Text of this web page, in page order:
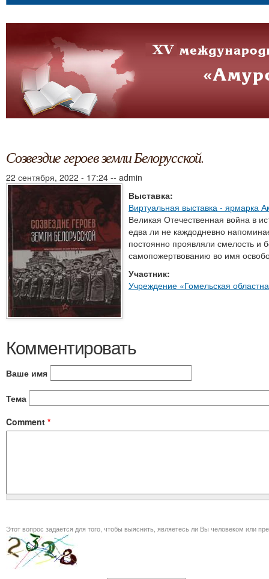
Созвездие героев земли Белорусской.
22 сентября, 2022 - 17:24 -- admin
Выставка:
Виртуальная выставка - ярмарка
Великая Отечественная война в
едва ли не каждодневно
постоянно проявляли смелость и
самопожертвованию во имя
Участник:
Учреждение «Гомельская
Комментировать
Ваше имя
Тема
Comment *
Этот вопрос задается для того,